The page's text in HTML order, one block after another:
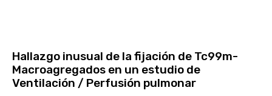
Hallazgo inusual de la fijación de Tc99m-
Macroagregados en un estudio de
Ventilación / Perfusión pulmonar